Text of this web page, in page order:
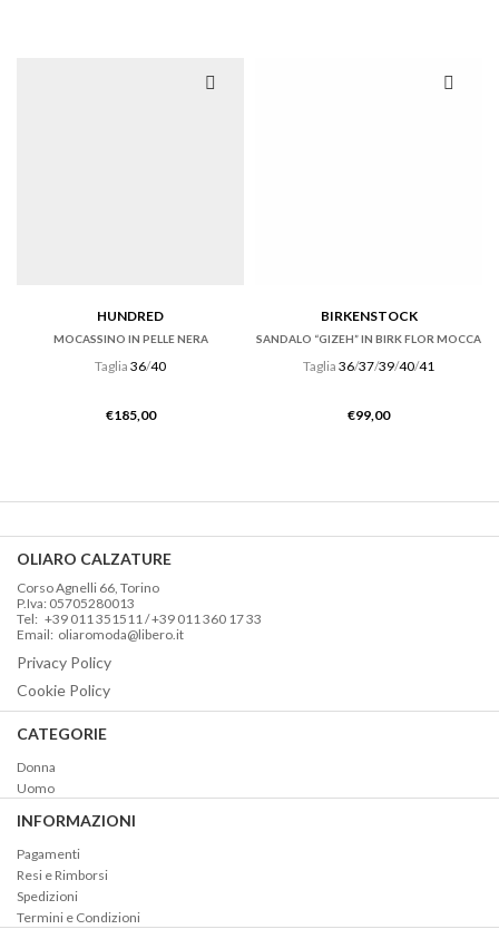
HUNDRED
MOCASSINO IN PELLE NERA
Taglia 36/40
€185,00
BIRKENSTOCK
SANDALO “GIZEH” IN BIRK FLOR MOCCA
Taglia 36/37/39/40/41
€99,00
OLIARO CALZATURE
Corso Agnelli 66, Torino
P.Iva: 05705280013
Tel: +39 011 351511 / +39 011 360 17 33
Email: oliaromoda@libero.it
Privacy Policy
Cookie Policy
CATEGORIE
Donna
Uomo
INFORMAZIONI
Pagamenti
Resi e Rimborsi
Spedizioni
Termini e Condizioni